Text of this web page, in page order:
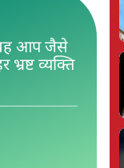
यह आप जैसे
व्यक्ति